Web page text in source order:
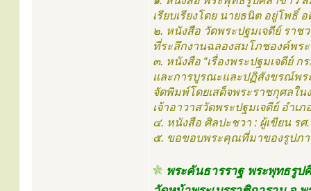
เรียบเรียงโดย นายธนิต อยู่โพธิ์
๒. หนังสือ วัดพระปฐมเจดีย์ ราช
ที่ระลึกงานฉลองสมโภชองค์พร
๓. หนังสือ “เรื่องพระปฐมเจดีย์
และการบูรณะและปฏิสังขรณ์พระ
จัดพิมพ์โดยเสด็จพระราชกุศลใ
เจ้าอาวาสวัดพระปฐมเจดีย์ อำ
๔. หนังสือ ศิลปะชวา : ผู้เขียน ร
๕. ขอขอบพระคุณที่มาของรูปภ
พระคันธารราฐ พระพุทธรูป